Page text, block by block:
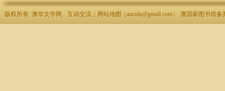
版权所有 澳华文学网 互动交流 网站地图 | aucnln@gmail.com | 澳国家图书馆备